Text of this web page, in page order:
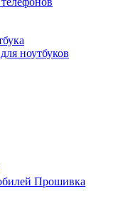
ноутбуков
Прошивка